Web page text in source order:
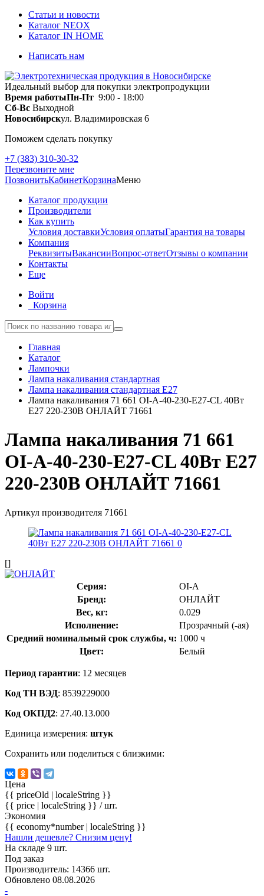
Статьи и новости
Каталог NEOX
Каталог IN HOME
Написать нам
Идеальный выбор для покупки электропродукции
Время работыПн-Пт 9:00 - 18:00
Сб-Вс Выходной
Новосибирскул. Владимировская 6
Поможем сделать покупку
+7 (383) 310-30-32
Перезвоните мне
ПозвонитьКабинетКорзинаМеню
Каталог продукции
Производители
Как купить
Условия доставкиУсловия оплатыГарантия на товары
Компания
РеквизитыВакансииВопрос-ответОтзывы о компании
Контакты
Еще
Войти
Корзина
Главная
Каталог
Лампочки
Лампа накаливания стандартная
Лампа накаливания стандартная E27
Лампа накаливания 71 661 OI-A-40-230-E27-CL 40Вт
E27 220-230В ОНЛАЙТ 71661
Лампа накаливания 71 661
OI-A-40-230-E27-CL 40Вт E27
220-230В ОНЛАЙТ 71661
Артикул производителя 71661
[]
Серия:
OI-A
Бренд:
ОНЛАЙТ
Вес, кг:
0.029
Исполнение:
Прозрачный (-ая)
Средний номинальный срок службы, ч: 1000 ч
Цвет:
Белый
Период гарантии: 12 месяцев
Код ТН ВЭД: 8539229000
Код ОКПД2: 27.40.13.000
Единица измерения: штук
Сохранить или поделиться с близкими:
Цена
{{ priceOld | localeString }}
{{ price | localeString }} / шт.
Экономия
{{ economy*number | localeString }}
Нашли дешевле? Снизим цену!
На складе 9 шт.
Под заказ
Производитель: 14366 шт.
Обновлено 08.08.2026
-